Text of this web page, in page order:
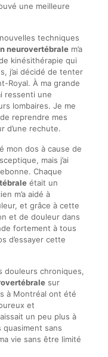
une meilleure
techniques
neurovertébralem’a
kinésithérapie qui
j’ai décidé de tenter
Royal. À ma grande
ressenti une
lombaires. Je me
reprendre mes
d’une rechute.
mon dos à cause de
mais j’ai
Chaque
était un
m’a aidé à
et grâce à cette
et de douleur dans
fortement à tous
d’essayer cette
douleurs chroniques,
sur
à Montréal ont été
et
un peu plus à
quasiment sans
vie sans être limité